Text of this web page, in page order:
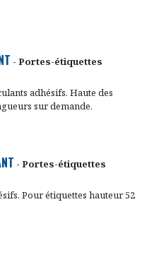
- Portes-étiquettes
adhésifs. Haute des
sur demande.
- Portes-étiquettes
Pour étiquettes hauteur 52